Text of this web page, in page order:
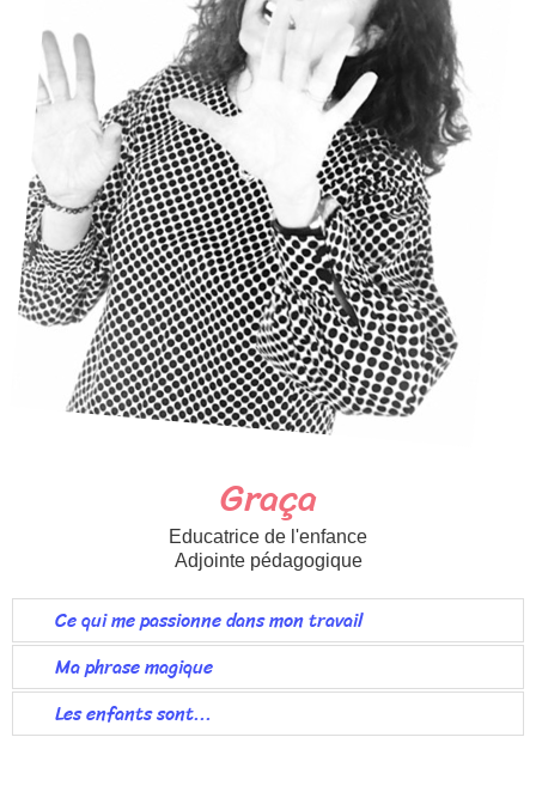
Graça
Educatrice de l'enfance
Adjointe pédagogique
Ce qui me passionne dans mon travail
Ma phrase magique
Les enfants sont...